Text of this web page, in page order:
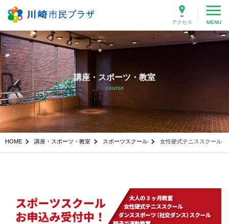
アクセス MENU
講座・スポーツ・教室
course
HOME 講座・スポーツ・教室 スポーツスクール 女性硬式テニススクール